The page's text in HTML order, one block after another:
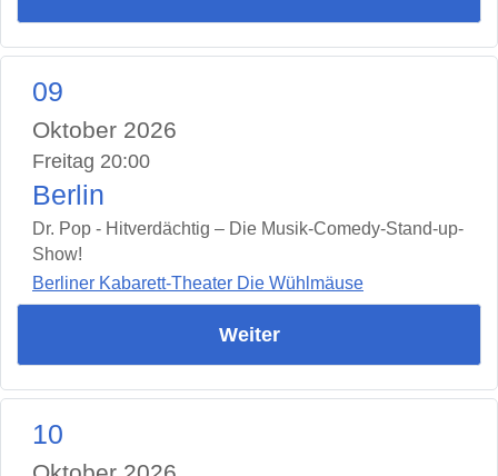
09
Oktober 2026
Freitag 20:00
Berlin
Dr. Pop - Hitverdächtig – Die Musik-Comedy-Stand-up-
Show!
Berliner Kabarett-Theater Die Wühlmäuse
Weiter
10